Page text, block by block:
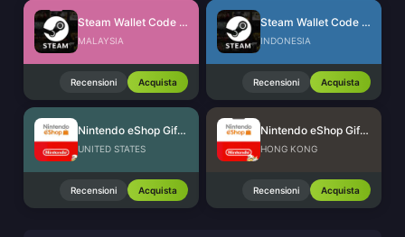
Steam Wallet Code (MYR)
MALAYSIA
Recensioni Acquista
Steam Wallet Code (IDR)
INDONESIA
Recensioni Acquista
Nintendo eShop Gift Card (US)
UNITED STATES
Recensioni Acquista
Nintendo eShop Gift Card (HK)
HONG KONG
Recensioni Acquista